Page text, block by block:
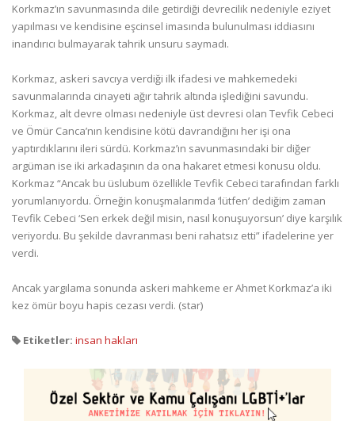
Korkmaz’ın savunmasında dile getirdiği devrecilik nedeniyle eziyet
yapılması ve kendisine eşcinsel imasında bulunulması iddiasını
inandırıcı bulmayarak tahrik unsuru saymadı.
Korkmaz, askeri savcıya verdiği ilk ifadesi ve mahkemedeki
savunmalarında cinayeti ağır tahrik altında işlediğini savundu.
Korkmaz, alt devre olması nedeniyle üst devresi olan Tevfik Cebeci
ve Ömür Canca’nın kendisine kötü davrandığını her işi ona
yaptırdıklarını ileri sürdü. Korkmaz’ın savunmasındaki bir diğer
argüman ise iki arkadaşının da ona hakaret etmesi konusu oldu.
Korkmaz “Ancak bu üslubum özellikle Tevfik Cebeci tarafından farklı
yorumlanıyordu. Örneğin konuşmalarımda ‘lütfen’ dediğim zaman
Tevfik Cebeci ‘Sen erkek değil misin, nasıl konuşuyorsun’ diye karşılık
veriyordu. Bu şekilde davranması beni rahatsız etti” ifadelerine yer
verdi.
Ancak yargılama sonunda askeri mahkeme er Ahmet Korkmaz’a iki
kez ömür boyu hapis cezası verdi. (star)
Etiketler: insan hakları